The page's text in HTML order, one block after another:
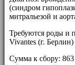
(синдром
митральезой и
Требуются роды и
Vivantes (г. Берлин)
Сумма к сбору: 863